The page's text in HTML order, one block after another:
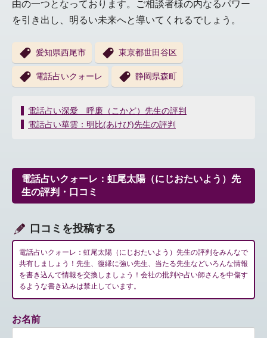
由の一つとなっております。ご相談者様の内なるパワー
を引き出し、明るい未来へと導いてくれるでしょう。
愛知県西尾市 東京都世田谷区
電話占いクォーレ 静岡県森町
投
稿
ー
シ
電話占い深愛 呼廉（こかど）先生の評判
電話占い華雲：明比(あけび)先生の評判
電話占いクォーレ：虹尾太陽（にじおたいよう）先
生の評判・口コミ
口コミを投稿する
電話占いクォーレ：虹尾太陽（にじおたいよう）先生の評判をみんなで
共有しましょう！先生、復縁に強い先生、当たる先生などいろんな情報
を書き込んで情報を交換しましょう！会社の批判や占い師さんを中傷す
るような書き込みは禁止しています。
お名前